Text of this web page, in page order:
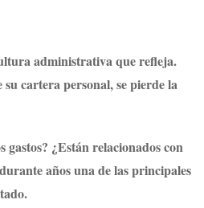
administrativa que refleja.
cartera personal, se pierde la
¿Están relacionados con
años una de las principales